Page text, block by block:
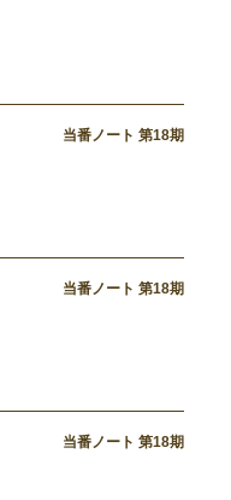
当番ノート 第18期
当番ノート 第18期
当番ノート 第18期